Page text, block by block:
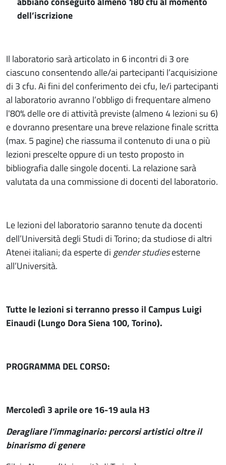
dell’iscrizione
Il laboratorio sarà articolato in 6 incontri di 3 ore
ciascuno consentendo alle/ai partecipanti l’acquisizione
di 3 cfu. Ai fini del conferimento dei cfu, le/i partecipanti
al laboratorio avranno l’obbligo di frequentare almeno
l'80% delle ore di attività previste (almeno 4 lezioni su 6)
e dovranno presentare una breve relazione finale scritta
(max. 5 pagine) che riassuma il contenuto di una o più
lezioni prescelte oppure di un testo proposto in
bibliografia dalle singole docenti. La relazione sarà
valutata da una commissione di docenti del laboratorio.
Le lezioni del laboratorio saranno tenute da docenti
dell’Università degli Studi di Torino; da studiose di altri
Atenei italiani; da esperte di gender studiesesterne
all’Università.
Tutte le lezioni si terranno presso il Campus Luigi
Einaudi (Lungo Dora Siena 100, Torino).
PROGRAMMA DEL CORSO:
Mercoledì 3 aprile ore 16-19 aula H3
Deragliare l'immaginario: percorsi artistici oltre il
binarismo di genere